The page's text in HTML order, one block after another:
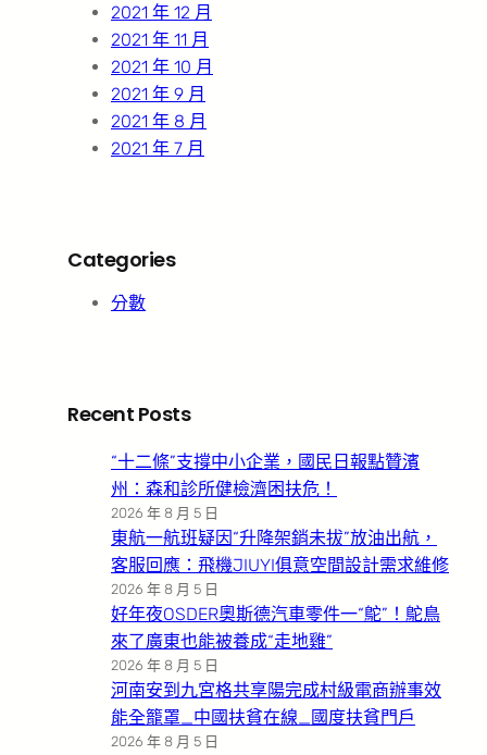
2021 年 12 月
2021 年 11 月
2021 年 10 月
2021 年 9 月
2021 年 8 月
2021 年 7 月
Categories
分數
Recent Posts
“十二條”支撐中小企業，國民日報點贊濱
州：森和診所健檢濟困扶危！
2026 年 8 月 5 日
東航一航班疑因“升降架銷未拔”放油出航，
客服回應：飛機JIUYI俱意空間設計需求維修
2026 年 8 月 5 日
好年夜OSDER奧斯德汽車零件一“鴕”！鴕鳥
來了廣東也能被養成“走地雞”
2026 年 8 月 5 日
河南安到九宮格共享陽完成村級電商辦事效
能全籠罩_中國扶貧在線_國度扶貧門戶
2026 年 8 月 5 日